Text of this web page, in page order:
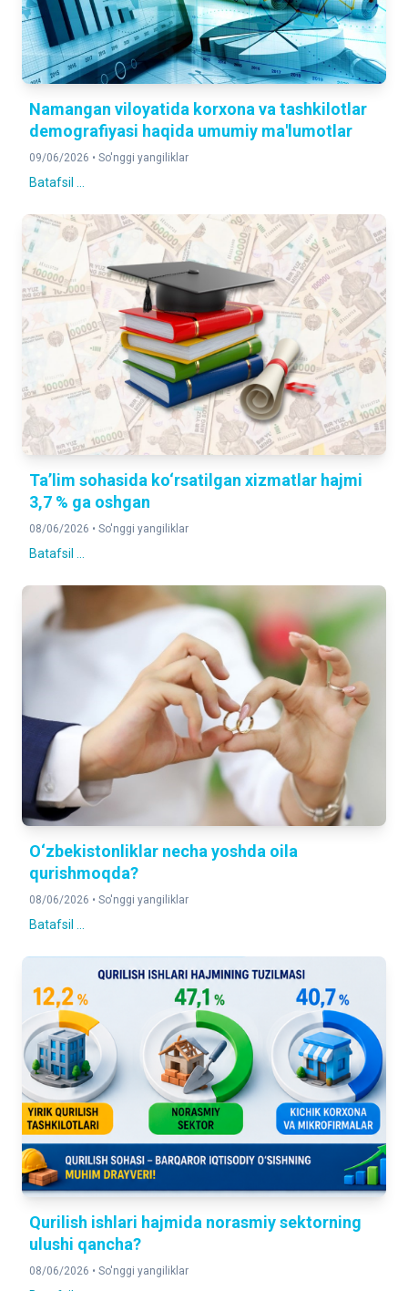
Namangan viloyatida korxona va tashkilotlar
demografiyasi haqida umumiy ma'lumotlar
09/06/2026 • So'nggi yangiliklar
Batafsil ...
Ta’lim sohasida ko‘rsatilgan xizmatlar hajmi
3,7 % ga oshgan
08/06/2026 • So'nggi yangiliklar
Batafsil ...
O‘zbekistonliklar necha yoshda oila
qurishmoqda?
08/06/2026 • So'nggi yangiliklar
Batafsil ...
Qurilish ishlari hajmida norasmiy sektorning
ulushi qancha?
08/06/2026 • So'nggi yangiliklar